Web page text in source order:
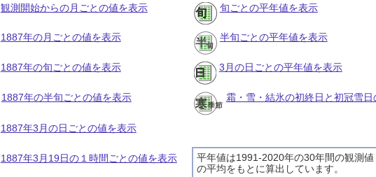
観測開始からの月ごとの値を表示 旬ごとの平年値を表示
1887年の月ごとの値を表示 半旬ごとの平年値を表示
1887年の旬ごとの値を表示 3月の日ごとの平年値を表示
1887年の半旬ごとの値を表示 霜・雪・結氷の初終日と初冠雪
1887年3月の日ごとの値を表示
平年値は1991-2020年の30年間の観測値
の平均をもとに算出しています。
1887年3月19日の１時間ごとの値を表示